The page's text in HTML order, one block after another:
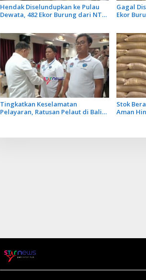
Hendak Diselundupkan ke Pulau
Dewata, 482 Ekor Burung dari NTB
Gagal
Ekor
Tingkatkan Keselamatan
Pelayaran, Ratusan Pelaut di Bali
Stok
Aman